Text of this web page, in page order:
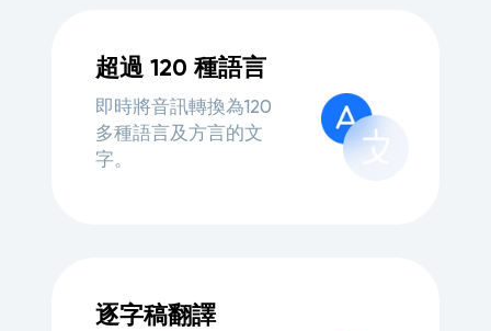
超過 120 種語言
即時將音訊轉換為120
多種語言及方言的文
字。
逐字稿翻譯